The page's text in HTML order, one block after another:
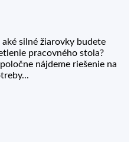
silné žiarovky budete
pracovného stola?
nájdeme riešenie na